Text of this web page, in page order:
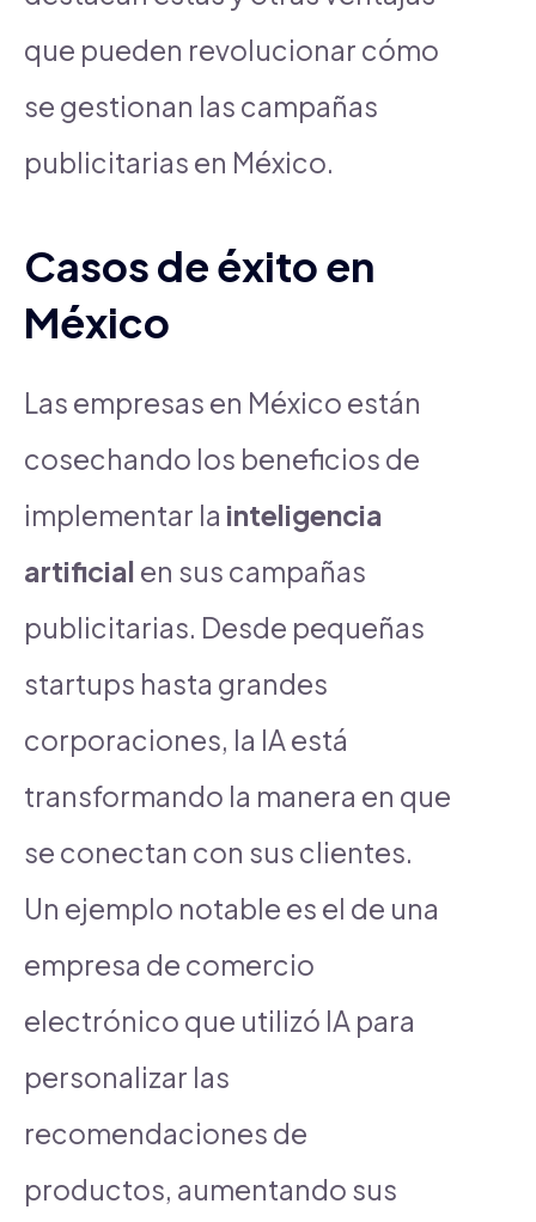
que pueden revolucionar cómo
se gestionan las campañas
publicitarias en México.
Casos de éxito en
México
Las empresas en México están
cosechando los beneficios de
implementar la inteligencia
artificial en sus campañas
publicitarias. Desde pequeñas
startups hasta grandes
corporaciones, la IA está
transformando la manera en que
se conectan con sus clientes.
Un ejemplo notable es el de una
empresa de comercio
electrónico que utilizó IA para
personalizar las
recomendaciones de
productos, aumentando sus